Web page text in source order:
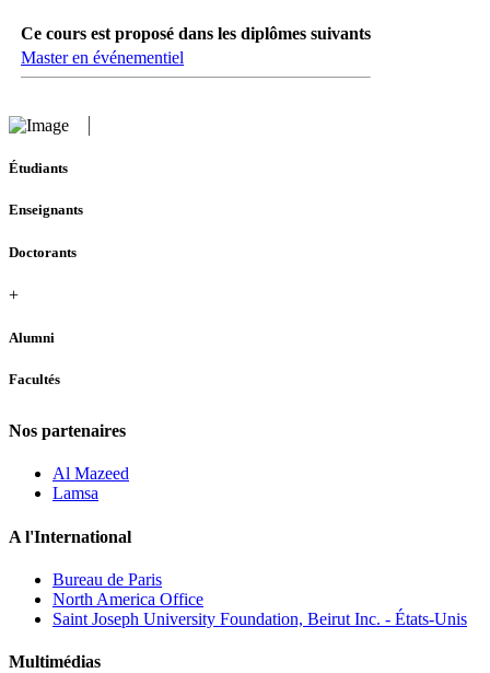
Ce cours est proposé dans les diplômes suivants
Master en événementiel
Étudiants
Enseignants
Doctorants
+
Alumni
Facultés
Nos partenaires
Al Mazeed
Lamsa
A l'International
Bureau de Paris
North America Office
Saint Joseph University Foundation, Beirut Inc. - États-Unis
Multimédias